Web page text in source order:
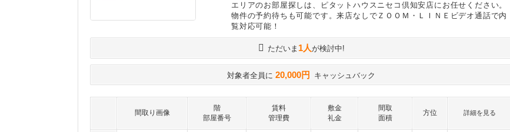
エリアのお部屋探しは、ピタットハウスニセコ倶知安店にお任せください。
物件の予約待ちも可能です。来店なしでＺＯＯＭ・ＬＩＮＥビデオ通話で内
覧対応可能！
ただいま 1人が検討中!
対象者全員に 20,000円 キャッシュバック
間取り画像
階
部屋番号
賃料
管理費
敷金
礼金
間取
面積
方位 詳細を見る